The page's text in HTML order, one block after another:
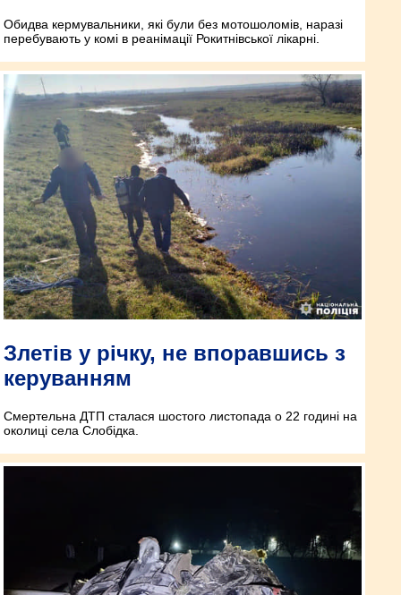
Обидва кермувальники, які були без мотошоломів, наразі
перебувають у комі в реанімації Рокитнівської лікарні.
Злетів у річку, не впоравшись з
керуванням
Смертельна ДТП сталася шостого листопада о 22 годині на
околиці села Слобідка.